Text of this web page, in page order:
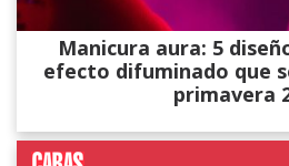
Manicura aura: 5
efecto difuminado que
primavera